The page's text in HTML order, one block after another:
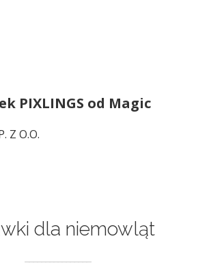
PIXLINGS od Magic
Z O.O.
dla niemowląt